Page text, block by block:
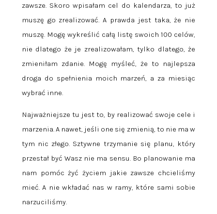
zawsze. Skoro wpisałam cel do kalendarza, to już
muszę go zrealizować. A prawda jest taka, że nie
muszę. Mogę wykreślić całą listę swoich 100 celów,
nie dlatego że je zrealizowałam, tylko dlatego, że
zmieniłam zdanie. Mogę myśleć, że to najlepsza
droga do spełnienia moich marzeń, a za miesiąc
wybrać inne.
Najważniejsze tu jest to, by realizować swoje cele i
marzenia. A nawet, jeśli one się zmienią, to nie ma w
tym nic złego. Sztywne trzymanie się planu, który
przestał być Wasz nie ma sensu. Bo planowanie ma
nam pomóc żyć życiem jakie zawsze chcieliśmy
mieć. A nie wkładać nas w ramy, które sami sobie
narzuciliśmy.